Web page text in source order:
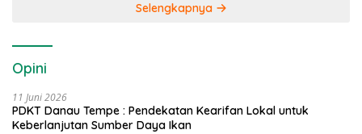
Selengkapnya
Opini
11 Juni 2026
PDKT Danau Tempe : Pendekatan Kearifan Lokal untuk
Keberlanjutan Sumber Daya Ikan